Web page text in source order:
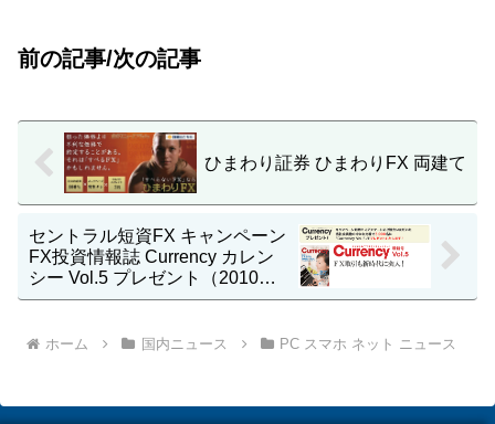
前の記事/次の記事
ひまわり証券 ひまわりFX 両建て
セントラル短資FX キャンペーン
FX投資情報誌 Currency カレン
シー Vol.5 プレゼント（2010年1
月10日(日) まで）
ホーム 国内ニュース PC スマホ ネット ニュース